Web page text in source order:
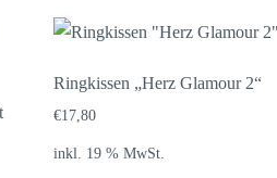
Ringkissen „Herz Glamour 2“
€17,80
inkl. 19 % MwSt.